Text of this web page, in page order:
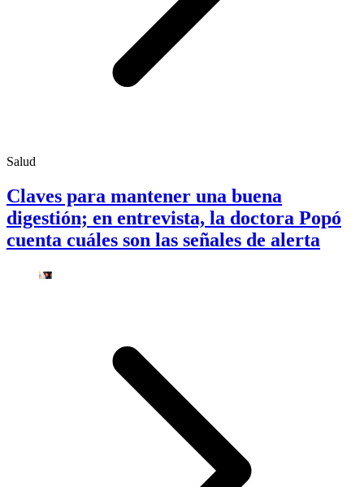
Salud
Claves para mantener una buena
digestión; en entrevista, la doctora Popó
cuenta cuáles son las señales de alerta